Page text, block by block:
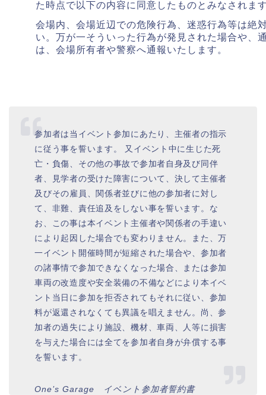
た時点で以下の内容に同意したものとみなされま
会場内、会場近辺での危険行為、迷惑行為等は絶
い。万が一そういった行為が発見された場合や、
は、会場所有者や警察へ通報いたします。
参加者は当イベント参加にあたり、主催者の指示
に従う事を誓います。 又イベント中に生じた死
亡・負傷、その他の事故で参加者自身及び同伴
者、見学者の受けた障害について、決して主催者
及びその雇員、関係者並びに他の参加者に対し
て、非難、責任追及をしない事を誓います。な
お、この事は本イベント主催者や関係者の手違い
により起因した場合でも変わりません。また、万
一イベント開催時間が短縮された場合や、参加者
の諸事情で参加できなくなった場合、または参加
車両の改造度や安全装備の不備などにより本イベ
ント当日に参加を拒否されてもそれに従い、参加
料が返還されなくても異議を唱えません。尚、参
加者の過失により施設、機材、車両、人等に損害
を与えた場合には全てを参加者自身が弁償する事
を誓います。
One’s Garage イベント参加者誓約書